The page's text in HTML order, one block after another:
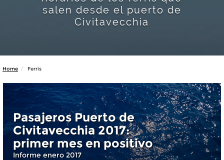
salen desde el puerto de
Civitavecchia
Home Ferris
Pasajeros Puerto de
Civitavecchia 2017:
primer mes en positivo
Informe enero 2017